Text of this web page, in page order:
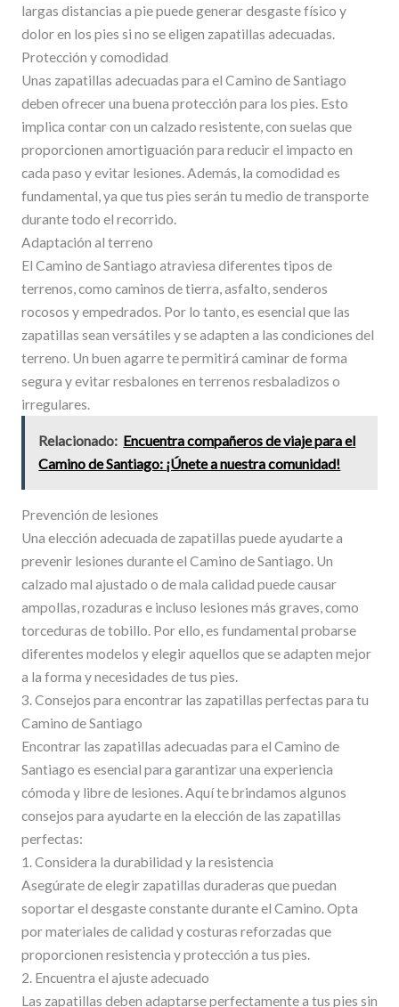
largas distancias a pie puede generar desgaste físico y
dolor en los pies si no se eligen zapatillas adecuadas.
Protección y comodidad
Unas zapatillas adecuadas para el Camino de Santiago
deben ofrecer una buena protección para los pies. Esto
implica contar con un calzado resistente, con suelas que
proporcionen amortiguación para reducir el impacto en
cada paso y evitar lesiones. Además, la comodidad es
fundamental, ya que tus pies serán tu medio de transporte
durante todo el recorrido.
Adaptación al terreno
El Camino de Santiago atraviesa diferentes tipos de
terrenos, como caminos de tierra, asfalto, senderos
rocosos y empedrados. Por lo tanto, es esencial que las
zapatillas sean versátiles y se adapten a las condiciones del
terreno. Un buen agarre te permitirá caminar de forma
segura y evitar resbalones en terrenos resbaladizos o
irregulares.
Relacionado: Encuentra compañeros de viaje para el
Camino de Santiago: ¡Únete a nuestra comunidad!
Prevención de lesiones
Una elección adecuada de zapatillas puede ayudarte a
prevenir lesiones durante el Camino de Santiago. Un
calzado mal ajustado o de mala calidad puede causar
ampollas, rozaduras e incluso lesiones más graves, como
torceduras de tobillo. Por ello, es fundamental probarse
diferentes modelos y elegir aquellos que se adapten mejor
a la forma y necesidades de tus pies.
3. Consejos para encontrar las zapatillas perfectas para tu
Camino de Santiago
Encontrar las zapatillas adecuadas para el Camino de
Santiago es esencial para garantizar una experiencia
cómoda y libre de lesiones. Aquí te brindamos algunos
consejos para ayudarte en la elección de las zapatillas
perfectas:
1. Considera la durabilidad y la resistencia
Asegúrate de elegir zapatillas duraderas que puedan
soportar el desgaste constante durante el Camino. Opta
por materiales de calidad y costuras reforzadas que
proporcionen resistencia y protección a tus pies.
2. Encuentra el ajuste adecuado
Las zapatillas deben adaptarse perfectamente a tus pies sin